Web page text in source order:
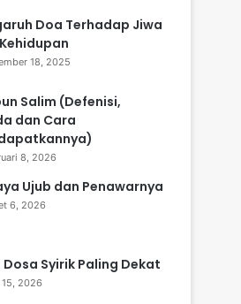
Doa Terhadap Jiwa
18, 2025
Salim (Defenisi,
dan Cara
8, 2026
Ujub dan Penawarnya
6, 2026
Dosa Syirik Paling Dekat
2026